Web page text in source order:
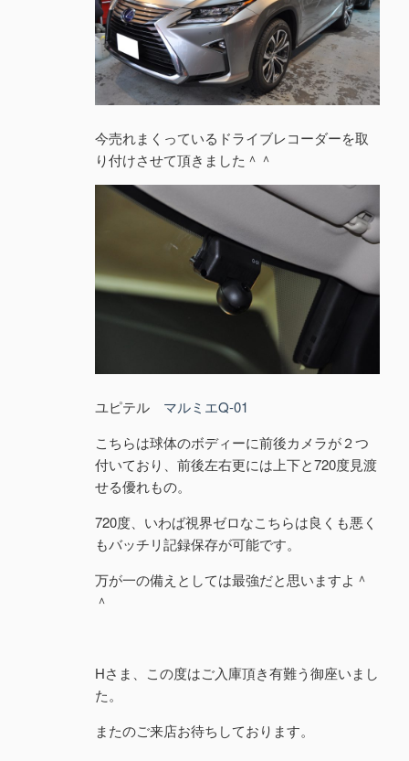
今売れまくっているドライブレコーダーを取
り付けさせて頂きました＾＾
ユピテル マルミエQ-01
こちらは球体のボディーに前後カメラが２つ
付いており、前後左右更には上下と720度見渡
せる優れもの。
720度、いわば視界ゼロなこちらは良くも悪く
もバッチリ記録保存が可能です。
万が一の備えとしては最強だと思いますよ＾
＾
Hさま、この度はご入庫頂き有難う御座いまし
た。
またのご来店お待ちしております。